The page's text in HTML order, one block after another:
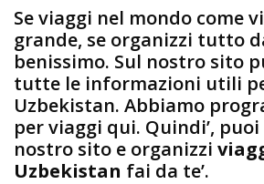
Se viaggi nel mondo come
grande, se organizzi tutto
benissimo. Sul nostro sito
tutte le informazioni utili
Uzbekistan. Abbiamo
per viaggi qui. Quindi’,
nostro sito e organizzi
Uzbekistan fai da te’.